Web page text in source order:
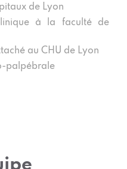
de Lyon
à la faculté de
au CHU de Lyon
palpébrale